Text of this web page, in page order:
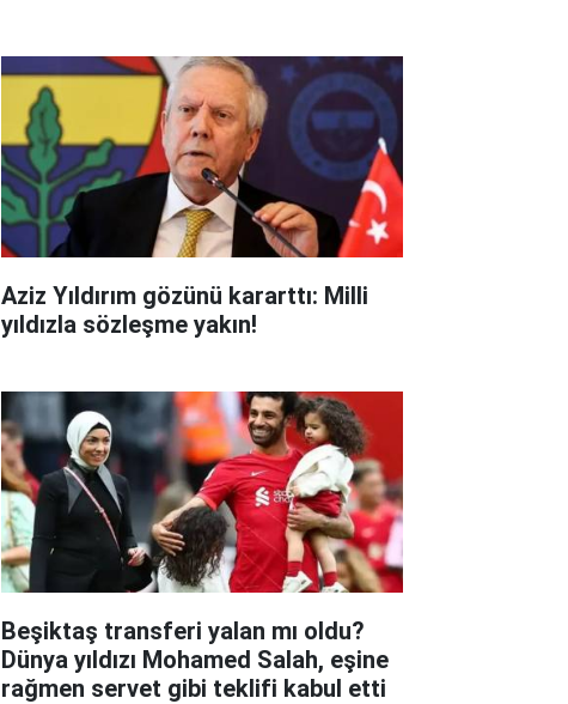
Aziz Yıldırım gözünü kararttı: Milli
yıldızla sözleşme yakın!
Beşiktaş transferi yalan mı oldu?
Dünya yıldızı Mohamed Salah, eşine
rağmen servet gibi teklifi kabul etti